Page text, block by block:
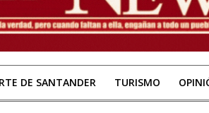
DE SANTANDER TURISMO